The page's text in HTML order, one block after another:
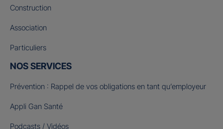
Construction
Association
Particuliers
NOS SERVICES
Prévention : Rappel de vos obligations en tant qu’employeur
Appli Gan Santé
Podcasts / Vidéos